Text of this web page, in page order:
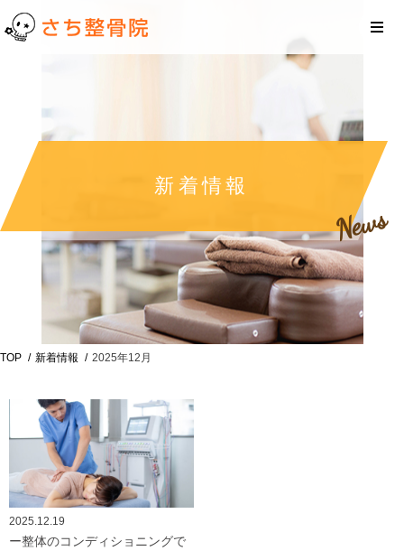
新着情報
News
TOP 新着情報 2025年12月
2025.12.19
ー整体のコンディショニングで